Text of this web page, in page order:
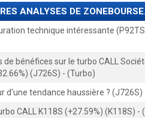
ANALYSES DE
technique intéressante
de bénéfices sur le turbo CALL
(J726S) - (Turbo)
d'une tendance haussière ? (J726S)
CALL K118S (+27.59%) (K118S) -